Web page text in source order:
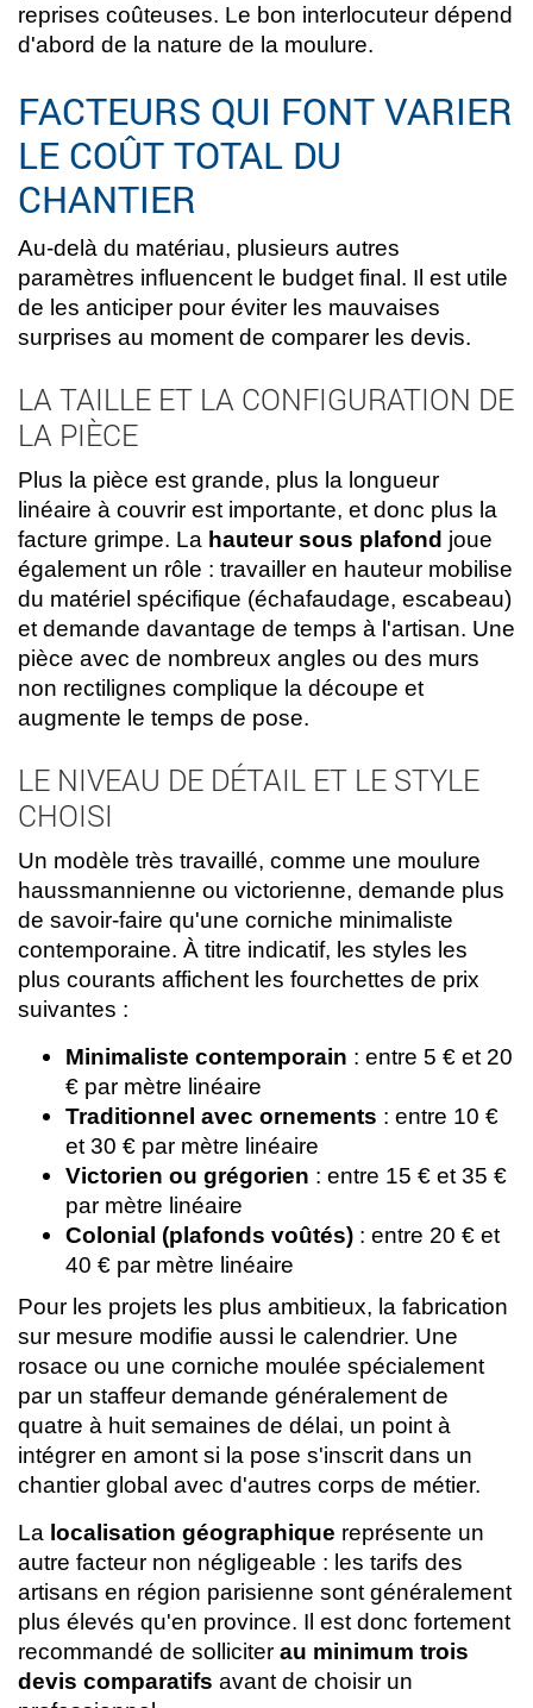
reprises coûteuses. Le bon interlocuteur dépend
d'abord de la nature de la moulure.
FACTEURS QUI FONT VARIER
LE COÛT TOTAL DU
CHANTIER
Au-delà du matériau, plusieurs autres
paramètres influencent le budget final. Il est utile
de les anticiper pour éviter les mauvaises
surprises au moment de comparer les devis.
LA TAILLE ET LA CONFIGURATION DE
LA PIÈCE
Plus la pièce est grande, plus la longueur
linéaire à couvrir est importante, et donc plus la
facture grimpe. La hauteur sous plafond joue
également un rôle : travailler en hauteur mobilise
du matériel spécifique (échafaudage, escabeau)
et demande davantage de temps à l'artisan. Une
pièce avec de nombreux angles ou des murs
non rectilignes complique la découpe et
augmente le temps de pose.
LE NIVEAU DE DÉTAIL ET LE STYLE
CHOISI
Un modèle très travaillé, comme une moulure
haussmannienne ou victorienne, demande plus
de savoir-faire qu'une corniche minimaliste
contemporaine. À titre indicatif, les styles les
plus courants affichent les fourchettes de prix
suivantes :
Minimaliste contemporain : entre 5 € et 20
€ par mètre linéaire
Traditionnel avec ornements : entre 10 €
et 30 € par mètre linéaire
Victorien ou grégorien : entre 15 € et 35 €
par mètre linéaire
Colonial (plafonds voûtés) : entre 20 € et
40 € par mètre linéaire
Pour les projets les plus ambitieux, la fabrication
sur mesure modifie aussi le calendrier. Une
rosace ou une corniche moulée spécialement
par un staffeur demande généralement de
quatre à huit semaines de délai, un point à
intégrer en amont si la pose s'inscrit dans un
chantier global avec d'autres corps de métier.
La localisation géographique représente un
autre facteur non négligeable : les tarifs des
artisans en région parisienne sont généralement
plus élevés qu'en province. Il est donc fortement
recommandé de solliciter au minimum trois
devis comparatifs avant de choisir un